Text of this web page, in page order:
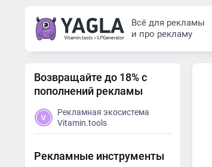
Всё для рекламы
и про рекламу
Возвращайте до 18% с
пополнений рекламы
Рекламная экосистема
Vitamin.tools
Рекламные инструменты